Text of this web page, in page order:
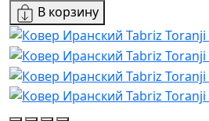
В корзину